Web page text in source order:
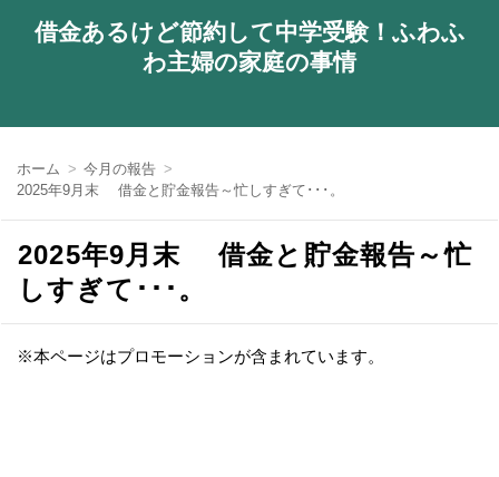
借金あるけど節約して中学受験！ふわふ
わ主婦の家庭の事情
ホーム
今月の報告
2025年9月末 借金と貯金報告～忙しすぎて･･･。
2025年9月末 借金と貯金報告～忙
しすぎて･･･。
※本ページはプロモーションが含まれています。